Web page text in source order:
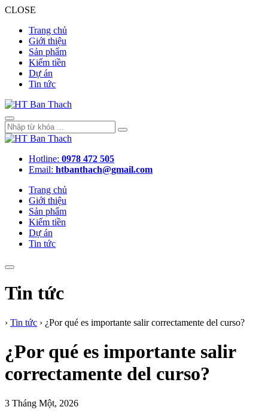
CLOSE
Trang chủ
Giới thiệu
Sản phẩm
Kiếm tiền
Dự án
Tin tức
Hotline: 0978 472 505
Email: htbanthach@gmail.com
Trang chủ
Giới thiệu
Sản phẩm
Kiếm tiền
Dự án
Tin tức
Tin tức
› Tin tức › ¿Por qué es importante salir correctamente del curso?
¿Por qué es importante salir
correctamente del curso?
3 Tháng Một, 2026